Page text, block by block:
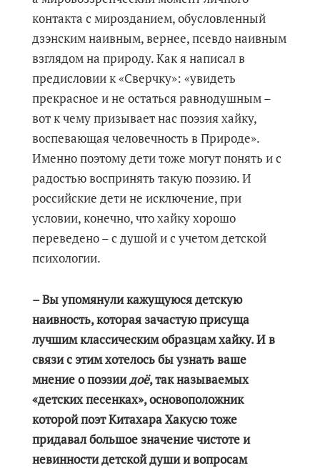
контакта с мирозданием, обусловленный
дзэнским наивным, вернее, псевдо наивным
взглядом на природу. Как я написал в
предисловии к «Сверчку»: «увидеть
прекрасное и не остаться равнодушным –
вот к чему призывает нас поэзия хайку,
воспевающая человечность в Природе».
Именно поэтому дети тоже могут понять и с
радостью воспринять такую поэзию. И
российские дети не исключение, при
условии, конечно, что хайку хорошо
переведено – с душой и с учетом детской
психологии.
– Вы упомянули кажущуюся детскую
наивность, которая зачастую присуща
лучшим классическим образцам хайку. И в
связи с этим хотелось бы узнать ваше
мнение о поэзиидоё, так называемых
«детских песенках», основоположник
которой поэт Китахара Хакусю тоже
придавал большое значение чистоте и
невинности детской души и вопросам